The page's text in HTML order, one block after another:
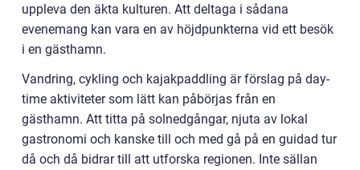
uppleva den äkta kulturen. Att deltaga i sådana
evenemang kan vara en av höjdpunkterna vid ett besök
i en gästhamn.
Vandring, cykling och kajakpaddling är förslag på day-
time aktiviteter som lätt kan påbörjas från en
gästhamn. Att titta på solnedgångar, njuta av lokal
gastronomi och kanske till och med gå på en guidad tur
då och då bidrar till att utforska regionen. Inte sällan